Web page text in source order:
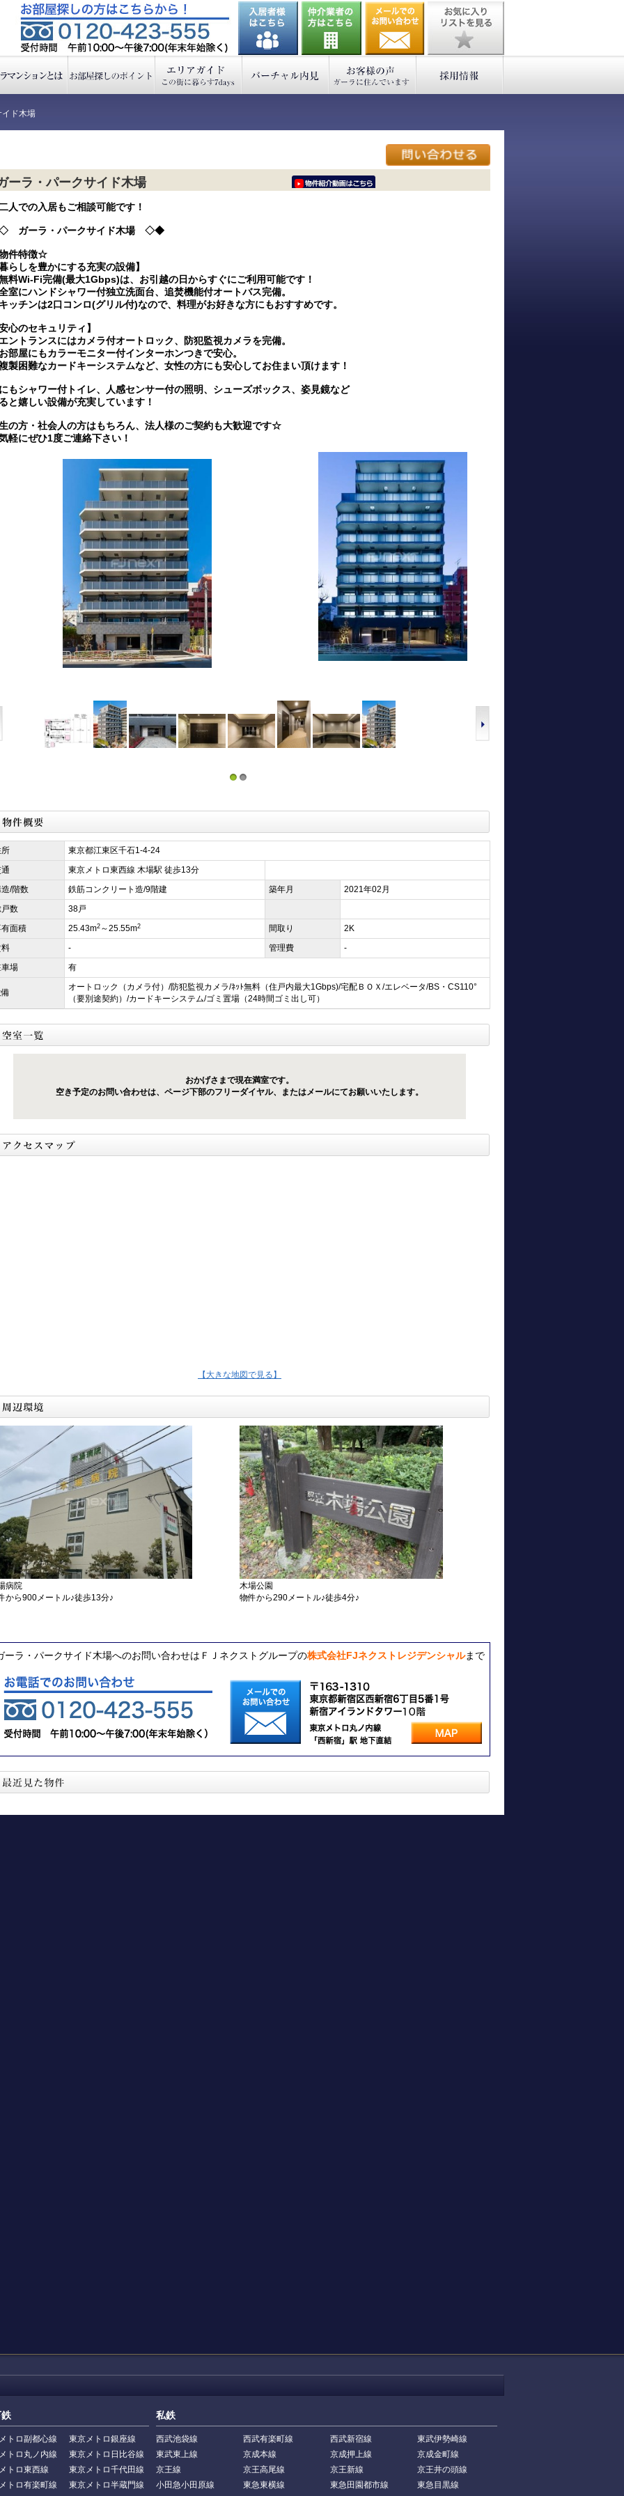
イド木場
ーラ・パークサイド木場
人での入居もご相談可能です！
ガーラ・パークサイド木場 ◇◆
件特徴☆
らしを豊かにする充実の設備】
料Wi-Fi完備(最大1Gbps)は、お引越の日からすぐにご利用可能です！
室にハンドシャワー付独立洗面台、追焚機能付オートバス完備。
ッチンは2口コンロ(グリル付)なので、料理がお好きな方にもおすすめです。
心のセキュリティ】
ントランスにはカメラ付オートロック、防犯監視カメラを完備。
部屋にもカラーモニター付インターホンつきで安心。
製困難なカードキーシステムなど、女性の方にも安心してお住まい頂けます！
もシャワー付トイレ、人感センサー付の照明、シューズボックス、姿見鏡など
と嬉しい設備が充実しています！
の方・社会人の方はもちろん、法人様のご契約も大歓迎です☆
軽にぜひ1度ご連絡下さい！
東京都江東区千石1-4-24
東京メトロ東西線 木場駅 徒歩13分
/階数
鉄筋コンクリート造/9階建 築年月
2021年02月
数
38戸
面積
25.43m2 ～25.55m2 間取り
2K
- 管理費
-
場
有
オートロック（カメラ付）/防犯監視カメラ/ﾈｯﾄ無料（住戸内最大1Gbps)/宅配ＢＯＸ/エレベータ/BS・CS110°
（要別途契約）/カードキーシステム/ゴミ置場（24時間ゴミ出し可）
おかげさまで現在満室です。
空き予定のお問い合わせは、ページ下部のフリーダイヤル、またはメールにてお願いいたします。
【大きな地図で見る】
病院
から900メートル♪徒歩13分♪
木場公園
物件から290メートル♪徒歩4分♪
ーラ・パークサイド木場へのお問い合わせはＦＪネクストグループの株式会社FJネクストレジデンシャルまで
トロ副都心線
東京メトロ銀座線
トロ丸ノ内線
東京メトロ日比谷線
トロ東西線
東京メトロ千代田線
トロ有楽町線
東京メトロ半蔵門線
私鉄
西武池袋線 西武有楽町線 西武新宿線
東武伊勢崎線
東武東上線
京成本線 京成押上線
京成金町線
京王線
京王高尾線 京王新線
京王井の頭線
小田急小田原線
東急東横線 東急田園都市線
東急目黒線